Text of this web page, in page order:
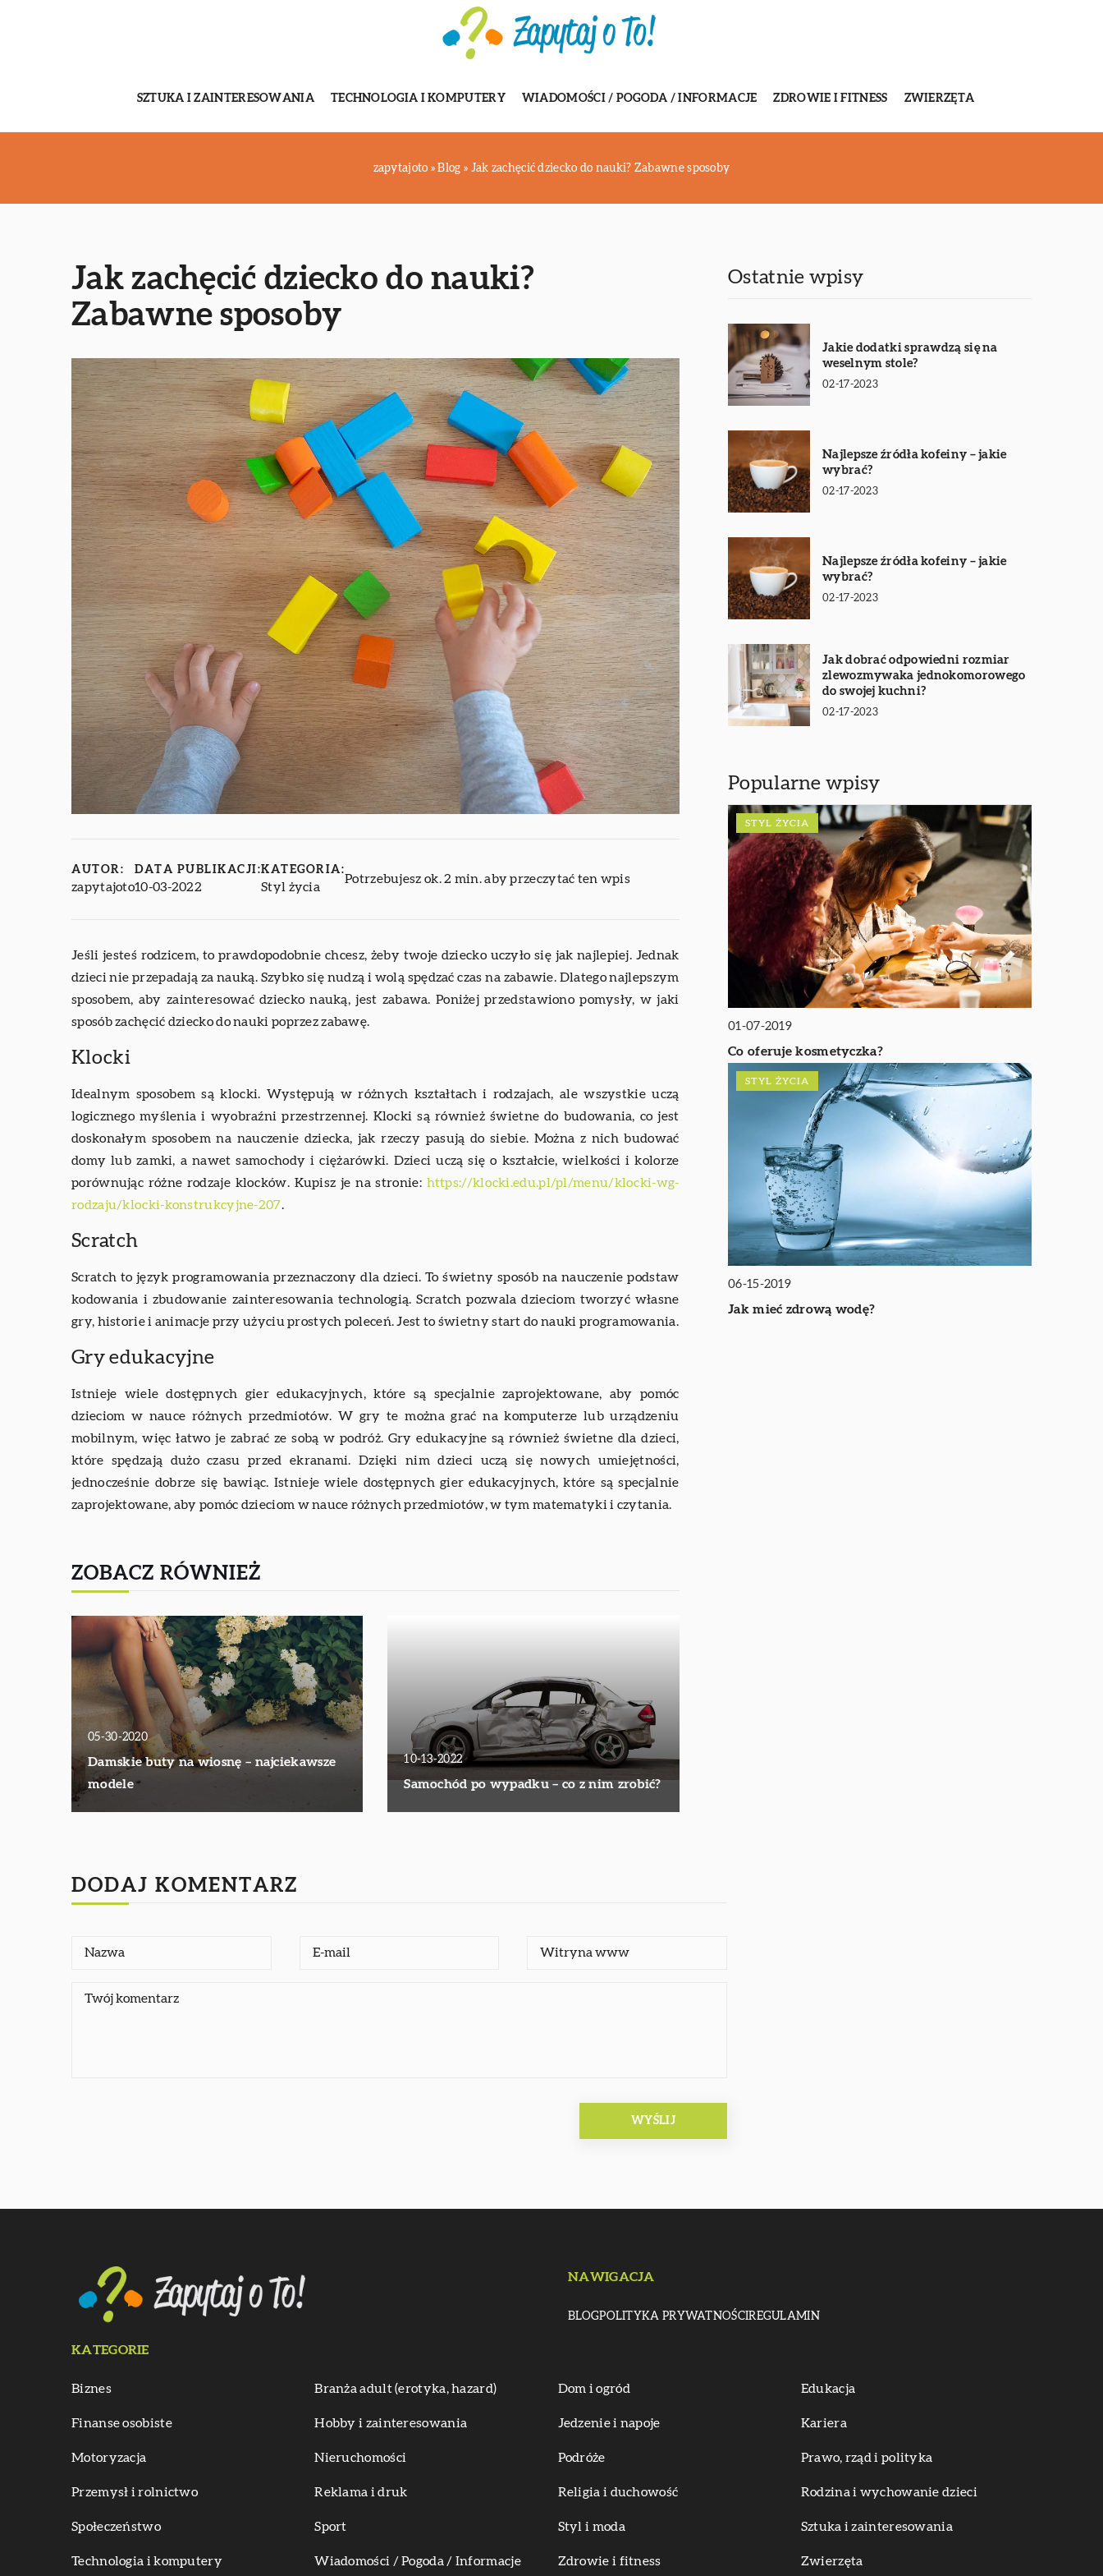
SZTUKA I ZAINTERESOWANIA TECHNOLOGIA I KOMPUTERY WIADOMOŚCI / POGODA / INFORMACJE ZDROWIE I FITNESS ZWIERZĘTA
zapytajoto »Blog » Jak zachęcić dziecko do nauki? Zabawne sposoby
Jak zachęcić dziecko do nauki?
Zabawne sposoby
AUTOR:
zapytajoto
DATA PUBLIKACJI:
10-03-2022
KATEGORIA:
Styl życia
Potrzebujesz ok. 2 min. aby przeczytać ten wpis
Jeśli jesteś rodzicem, to prawdopodobnie chcesz, żeby twoje dziecko uczyło się jak najlepiej. Jednak
dzieci nie przepadają za nauką. Szybko się nudzą i wolą spędzać czas na zabawie. Dlatego najlepszym
sposobem, aby zainteresować dziecko nauką, jest zabawa. Poniżej przedstawiono pomysły, w jaki
sposób zachęcić dziecko do nauki poprzez zabawę.
Klocki
Idealnym sposobem są klocki. Występują w różnych kształtach i rodzajach, ale wszystkie uczą
logicznego myślenia i wyobraźni przestrzennej. Klocki są również świetne do budowania, co jest
doskonałym sposobem na nauczenie dziecka, jak rzeczy pasują do siebie. Można z nich budować
domy lub zamki, a nawet samochody i ciężarówki. Dzieci uczą się o kształcie, wielkości i kolorze
porównując różne rodzaje klocków. Kupisz je na stronie: https://klocki.edu.pl/pl/menu/klocki-wg-
rodzaju/klocki-konstrukcyjne-207.
Scratch
Scratch to język programowania przeznaczony dla dzieci. To świetny sposób na nauczenie podstaw
kodowania i zbudowanie zainteresowania technologią. Scratch pozwala dzieciom tworzyć własne
gry, historie i animacje przy użyciu prostych poleceń. Jest to świetny start do nauki programowania.
Gry edukacyjne
Istnieje wiele dostępnych gier edukacyjnych, które są specjalnie zaprojektowane, aby pomóc
dzieciom w nauce różnych przedmiotów. W gry te można grać na komputerze lub urządzeniu
mobilnym, więc łatwo je zabrać ze sobą w podróż. Gry edukacyjne są również świetne dla dzieci,
które spędzają dużo czasu przed ekranami. Dzięki nim dzieci uczą się nowych umiejętności,
jednocześnie dobrze się bawiąc. Istnieje wiele dostępnych gier edukacyjnych, które są specjalnie
zaprojektowane, aby pomóc dzieciom w nauce różnych przedmiotów, w tym matematyki i czytania.
ZOBACZ RÓWNIEŻ
05-30-2020
Damskie buty na wiosnę – najciekawsze
modele
10-13-2022
Samochód po wypadku – co z nim zrobić?
Ostatnie wpisy
Jakie dodatki sprawdzą się na
weselnym stole?
02-17-2023
Najlepsze źródła kofeiny – jakie
wybrać?
02-17-2023
Najlepsze źródła kofeiny – jakie
wybrać?
02-17-2023
Jak dobrać odpowiedni rozmiar
zlewozmywaka jednokomorowego
do swojej kuchni?
02-17-2023
Popularne wpisy
STYL ŻYCIA
01-07-2019
Co oferuje kosmetyczka?
STYL ŻYCIA
06-15-2019
Jak mieć zdrową wodę?
DODAJ KOMENTARZ
NAWIGACJA
BLOG POLITYKA PRYWATNOŚCI REGULAMIN
KATEGORIE
Biznes Branża adult (erotyka, hazard) Dom i ogród Edukacja
Finanse osobiste Hobby i zainteresowania Jedzenie i napoje Kariera
Motoryzacja Nieruchomości Podróże Prawo, rząd i polityka
Przemysł i rolnictwo Reklama i druk Religia i duchowość Rodzina i wychowanie dzieci
Społeczeństwo Sport Styl i moda Sztuka i zainteresowania
Technologia i komputery Wiadomości / Pogoda / Informacje Zdrowie i fitness Zwierzęta